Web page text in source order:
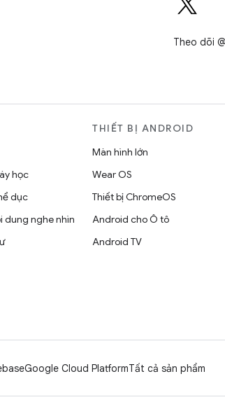
Theo dõi
học
dục
dung nghe nhìn
THIẾT BỊ ANDROID
Màn hình lớn
Wear OS
Thiết bị ChromeOS
Android cho Ô tô
Android TV
Google Cloud PlatformTất cả sản phẩm